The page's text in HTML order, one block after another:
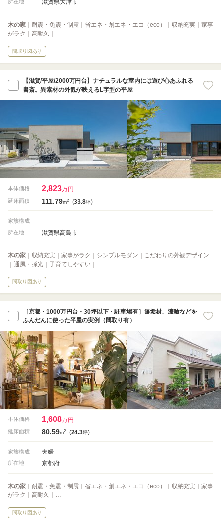
所在地 滋賀県大津市
木の家 ｜耐震・免震・制震｜省エネ・創エネ・エコ（eco）｜収納充実｜家事
がラク｜高耐久｜…
間取り図あり
【滋賀/平屋/2000万円台】ナチュラルな室内には遊び心あふれる
書斎。異素材の外観が映えるL字型の平屋
本体価格 2,823万円
延床面積 111.79m2 (33.8坪)
家族構成 -
所在地 滋賀県高島市
木の家 ｜収納充実｜家事がラク｜シンプルモダン｜こだわりの外観デザイン
｜通風・採光｜子育てしやすい｜…
間取り図あり
［京都・1000万円台・30坪以下・駐車場有］無垢材、漆喰などを
ふんだんに使った平屋の実例（間取り有）
本体価格 1,608万円
延床面積 80.59m2 (24.3坪)
家族構成 夫婦
所在地 京都府
木の家 ｜耐震・免震・制震｜省エネ・創エネ・エコ（eco）｜収納充実｜家事
がラク｜高耐久｜…
間取り図あり